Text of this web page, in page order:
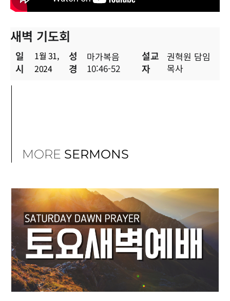
새벽 기도회
일
시
1월 31,
2024
성
경
마가복음
10:46-52
설교
자
권혁원 담임
목사
MORE SERMONS